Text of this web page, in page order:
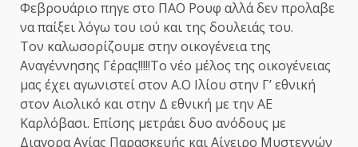
Φεβρουάριο πηγε στο ΠΑΟ Ρουφ αλλά δεν προλαβε
να παίξει λόγω του ιού και της δουλειάς του.
Τον καλωσορίζουμε στην οικογένεια της
Αναγέννησης Γέρας!!!!!Το νέο μέλος της οικογένειας
μας έχει αγωνιστεί στον Α.Ο Ιλίου στην Γ’ εθνική
στον Αιολικό και στην Δ εθνική με την ΑΕ
Καρλόβασι. Επίσης μετράει δυο ανόδους με
Διαγορα Αγίας Παρασκευής και Αίγειρο Μυστεγνών